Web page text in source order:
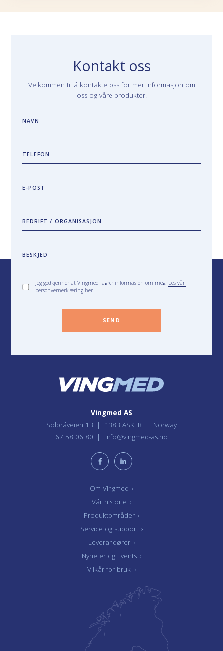
Kontakt oss
Velkommen til å kontakte oss for mer informasjon om
oss og våre produkter.
NAVN
TELEFON
E-POST
BEDRIFT / ORGANISASJON
BESKJED
Jeg godkjenner at Vingmed lagrer informasjon om meg. Les vår
personvernerklæring her.
SEND
Om Vingmed ›
Vår historie ›
Produktområder ›
Service og support ›
Leverandører ›
Nyheter og Events ›
Vilkår for bruk ›
Vingmed AS
Solbråveien 13
1383 ASKER
Norway
67 58 06 80
info@vingmed-as.no